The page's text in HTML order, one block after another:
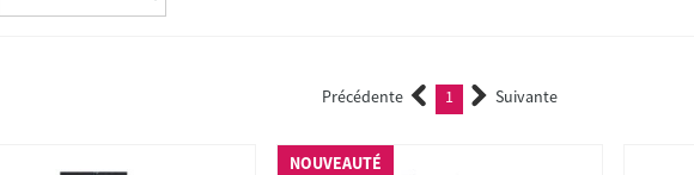
Précédente 1 (current)Suivante
NOUVEAUTÉ